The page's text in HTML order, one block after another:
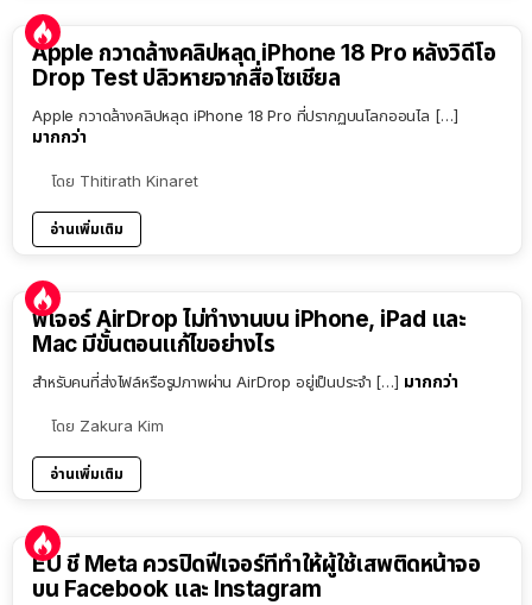
Apple กวาดล้างคลิปหลุด iPhone 18 Pro หลังวิดีโอ
Drop Test ปลิวหายจากสื่อโซเชียล
Apple กวาดล้างคลิปหลุด iPhone 18 Pro ที่ปรากฏบนโลกออนไล […]
มากกว่า
โดย Thitirath Kinaret
อ่านเพิ่มเติม
ฟีเจอร์ AirDrop ไม่ทำงานบน iPhone, iPad และ
Mac มีขั้นตอนแก้ไขอย่างไร
สำหรับคนที่ส่งไฟล์หรือรูปภาพผ่าน AirDrop อยู่เป็นประจำ […] มากกว่า
โดย Zakura Kim
อ่านเพิ่มเติม
EU ชี้ Meta ควรปิดฟีเจอร์ที่ทำให้ผู้ใช้เสพติดหน้าจอ
บน Facebook และ Instagram